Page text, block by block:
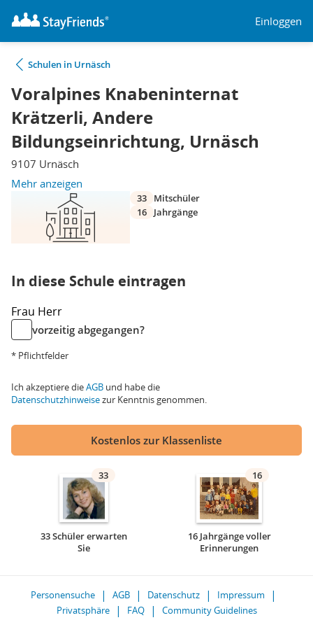
Einloggen
Schulen in Urnäsch
Voralpines Knabeninternat
Krätzerli, Andere
Bildungseinrichtung, Urnäsch
9107 Urnäsch
Mehr anzeigen
33
Mitschüler
16
Jahrgänge
In diese Schule eintragen
Frau Herr
vorzeitig abgegangen?
* Pflichtfelder
Ich akzeptiere dieAGB und habe die
Datenschutzhinweisezur Kenntnis genommen.
Kostenlos zur Klassenliste
33
33 Schüler erwarten
Sie
16
16 Jahrgänge voller
Erinnerungen
Personensuche AGB Datenschutz
Impressum
Privatsphäre
FAQ
Community Guidelines